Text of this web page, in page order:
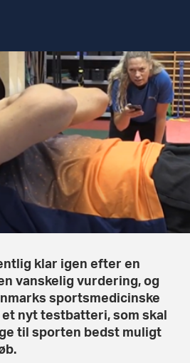
klar igen efter en
vanskelig vurdering, og
sportsmedicinske
nyt testbatteri, som skal
til sporten bedst muligt